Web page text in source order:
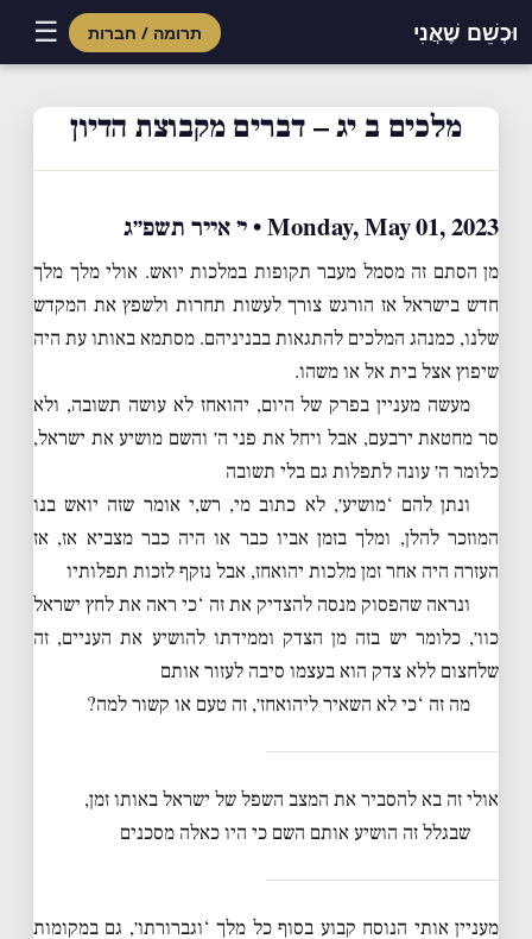
וּכְשֵׁם שֶׁאֲנִי תרומה / חברות ☰
מלכים ב יג – דברים מקבוצת הדיון
Monday, May 01, 2023 • י׳ אייר תשפ״ג
מן הסתם זה מסמל מעבר תקופות במלכות יואש. אולי מלך מלך
חדש בישראל אז הורגש צורך לעשות תחרות ולשפץ את המקדש
שלנו, כמנהג המלכים להתגאות בבניניהם. מסתמא באותו עת היה
שיפוץ אצל בית אל או משהו.
מעשה מעניין בפרק של היום, יהואחז לא עושה תשובה, ולא
סר מחטאת ירבעם, אבל ויחל את פני ה׳ והשם מושיע את ישראל,
כלומר ה׳ עונה לתפלות גם בלי תשובה
ונתן להם ‘מושיע׳, לא כתוב מי, רש,י אומר שזה יואש בנו
המוזכר להלן, ומלך בזמן אביו כבר או היה כבר מצביא אז, אז
העזרה היה אחר זמן מלכות יהואחז, אבל נזקף לזכות תפלותיו
ונראה שהפסוק מנסה להצדיק את זה ‘כי ראה את לחץ ישראל
כוו׳, כלומר יש בזה מן הצדק וממידתו להושיע את העניים, זה
שלחצום ללא צדק הוא בעצמו סיבה לעזור אותם
מה זה ‘כי לא השאיר ליהואחז׳, זה טעם או קשור למה?
אולי זה בא להסביר את המצב השפל של ישראל באותו זמן,
שבגלל זה הושיע אותם השם כי היו כאלה מסכנים
מעניין אותי הנוסח קבוע בסוף כל מלך ‘וגברורתו׳, גם במקומות